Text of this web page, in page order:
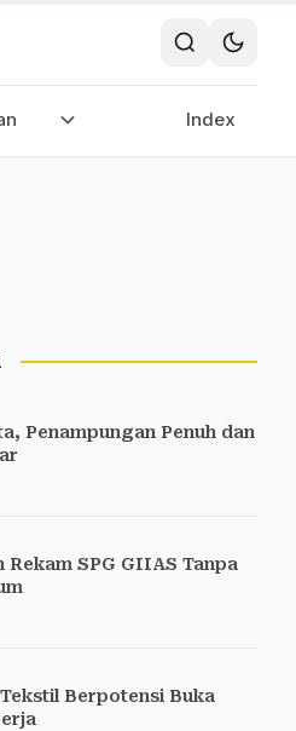
Index
Penampungan Penuh dan
Rekam SPG GIIAS Tanpa
Berpotensi Buka